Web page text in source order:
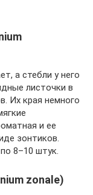
а стебли у него
листочки в
Их края немного
и ее
зонтиков.
8–10 штук.
zonale)